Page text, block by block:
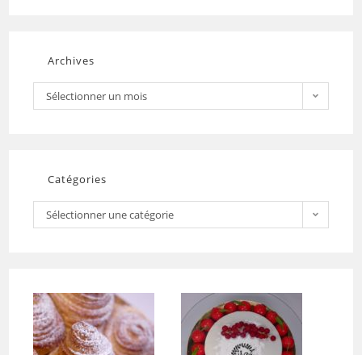
Archives
Sélectionner un mois
Catégories
Sélectionner une catégorie